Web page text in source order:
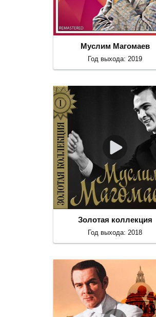
Муслим Магомаев
Год выхода: 2019
Золотая коллекция
Год выхода: 2018